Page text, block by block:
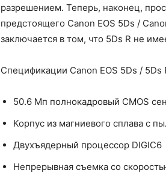
разрешением. Теперь, наконец,
предстоящего Canon EOS 5Ds /
заключается в том, что 5Ds R не
Спецификации Canon EOS 5Ds / 5Ds
50.6 Мп полнокадровый CMOS
Корпус из магниевого сплава с
Двухъядерный процессор DIGIC6
Непрерывная съемка со